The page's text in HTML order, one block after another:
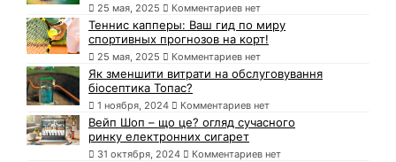
25 мая, 2025 Комментариев нет
Теннис капперы: Ваш гид по миру
спортивных прогнозов на корт!
25 мая, 2025 Комментариев нет
Як зменшити витрати на обслуговування
біосептика Топас?
1 ноября, 2024 Комментариев нет
Вейп Шоп – що це? огляд сучасного
ринку електронних сигарет
31 октября, 2024 Комментариев нет